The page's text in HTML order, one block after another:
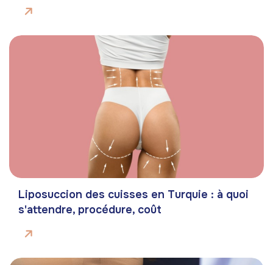
Liposuccion des cuisses en Turquie : à quoi
s'attendre, procédure, coût